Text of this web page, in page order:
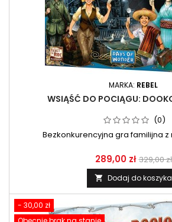
MARKA: REBEL
WSIĄŚĆ DO POCIĄGU:
(0)
Bezkonkurencyjna gra familijna
289,00 zł 329,00 zł
 Dodaj do koszyka
- 30,00 zł